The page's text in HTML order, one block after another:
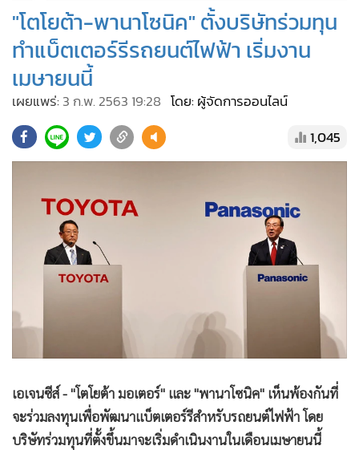
ผู้จัดการรายวัน
คอลัมนิสต์
• ละคร
• CbizReview
• Cyber BIZ
• ผู้จัดกวน
• Good health & Well-being
Management & HR
MGR Live
Infographic
การเมือง
•
• กีฬา
• ต่างประเทศ
Special Scoop
เศรษฐกิจ-ธุรกิจ
• จีน
"โตโยต้า-พานาโซนิค" ตั้งบริษัทร่วมทุน
ทำแบ็ตเตอร์รีรถยนต์ไฟฟ้า เริ่มงาน
เมษายนนี้
เผยแพร่: 3 ก.พ. 2563 19:28 โดย: ผู้จัดการออนไลน์
1,045
เอเจนซีส์ - "โตโยต้า มอเตอร์" และ "พานาโซนิค" เห็นพ้องกันที่
จะร่วมลงทุนเพื่อพัฒนาแบ็ตเตอร์รีสำหรับรถยนต์ไฟฟ้า โดย
บริษัทร่วมทุนที่ตั้งขึ้นมาจะเริ่มดำเนินงานในเดือนเมษายนนี้